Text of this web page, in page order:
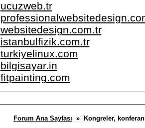
ucuzweb.tr
websitedesign.com.tr
istanbulfizik.com.tr
turkiyelinux.com
bilgisayar.in
fitpainting.com
Forum Ana Sayfası » Kongreler,